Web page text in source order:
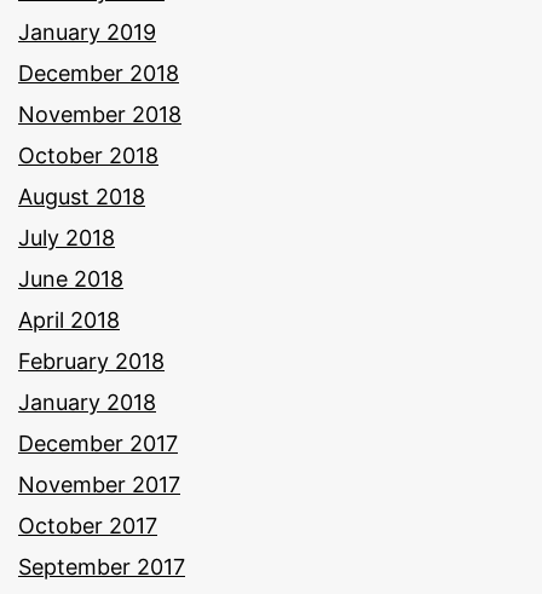
January 2019
December 2018
November 2018
October 2018
August 2018
July 2018
June 2018
April 2018
February 2018
January 2018
December 2017
November 2017
October 2017
September 2017